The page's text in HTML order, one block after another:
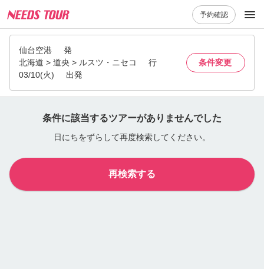
予約確認
仙台空港
発
北海道 > 道央 > ルスツ・ニセコ
行
03/10(火)
出発
条件変更
条件に該当するツアーがありませんでした
日にちをずらして再度検索してください。
再検索する